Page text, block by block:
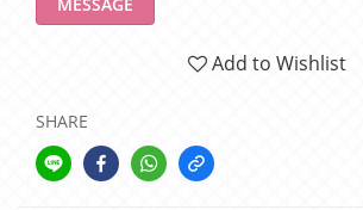
Add to Wishlist
SHARE